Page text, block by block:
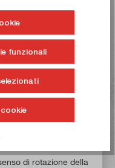
manualmente le
di rotazione della
funzionali